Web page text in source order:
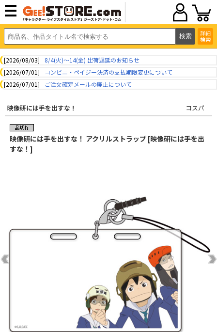
詳細
検索
[2026/08/03]
8/4(火)～14(金) 出荷遅延のお知らせ
[2026/07/01]
コンビニ・ペイジー決済の支払期限変更について
[2026/07/01]
ご注文確定メールの廃止について
映像研には手を出すな！ コスパ
映像研には手を出すな！ アクリルストラップ [映像研には手を出
すな！]